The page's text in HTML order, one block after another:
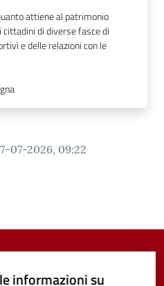
attiene al patrimonio
di diverse fasce di
e delle relazioni con le
07-2026, 09:22
informazioni su